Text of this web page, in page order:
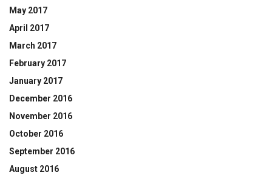
May 2017
April 2017
March 2017
February 2017
January 2017
December 2016
November 2016
October 2016
September 2016
August 2016